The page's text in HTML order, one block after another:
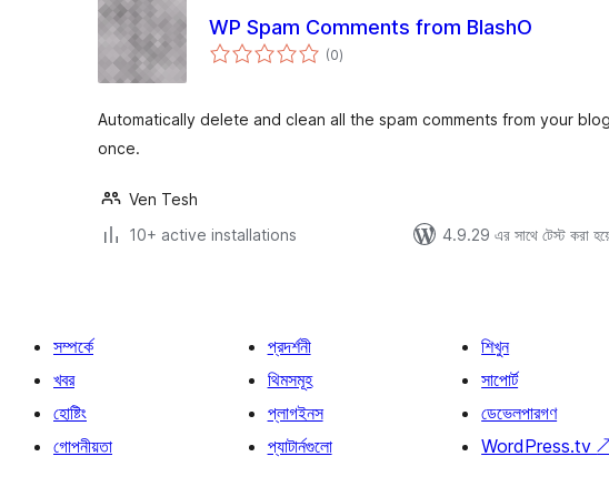
WP Spam Comments from BlashO
(0total
ratings
)
Automatically delete and clean all the spam comments from your
once.
Ven Tesh
10+ active installations
4.9.29 এর সাথে টেস্ট করা
সম্পর্কে
খবর
হোষ্টিং
গোপনীয়তা
প্রদর্শনী
থিমসমূহ
প্লাগইনস
প্যাটার্নগুলো
শিখুন
সাপোর্ট
ডেভেলপারগণ
WordPress.tv